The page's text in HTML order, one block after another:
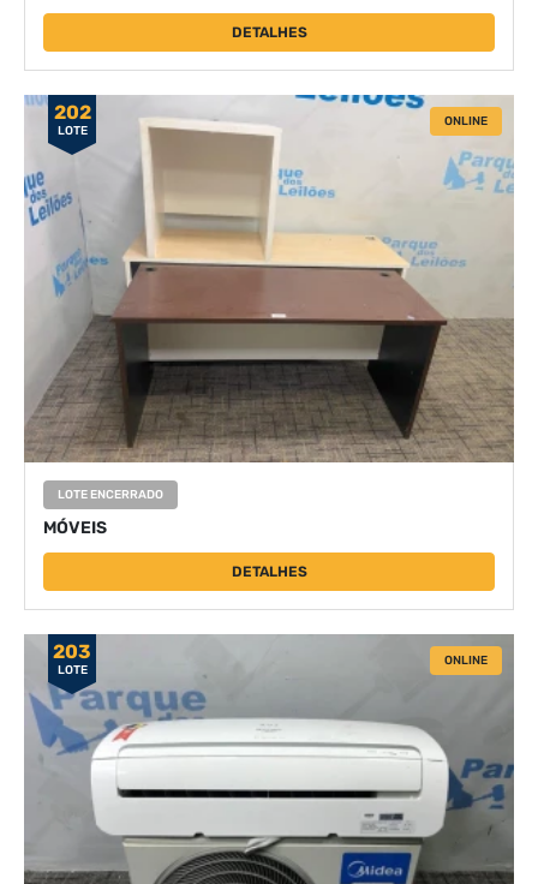
DETALHES
202
LOTE
ONLINE
LOTE ENCERRADO
MÓVEIS
DETALHES
203
LOTE
ONLINE